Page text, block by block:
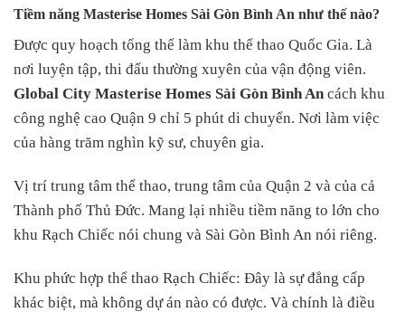
Tiềm năng Masterise Homes Sài Gòn Bình An như thế nào?
Được quy hoạch tổng thể làm khu thể thao Quốc Gia. Là
nơi luyện tập, thi đấu thường xuyên của vận động viên.
Global City Masterise Homes Sài Gòn Bình Ancách khu
công nghệ cao Quận 9 chỉ 5 phút di chuyển. Nơi làm việc
của hàng trăm nghìn kỹ sư, chuyên gia.
Vị trí trung tâm thể thao, trung tâm của Quận 2 và của cả
Thành phố Thủ Đức. Mang lại nhiều tiềm năng to lớn cho
khu Rạch Chiếc nói chung và Sài Gòn Bình An nói riêng.
Khu phức hợp thể thao Rạch Chiếc: Đây là sự đẳng cấp
khác biệt, mà không dự án nào có được. Và chính là điều